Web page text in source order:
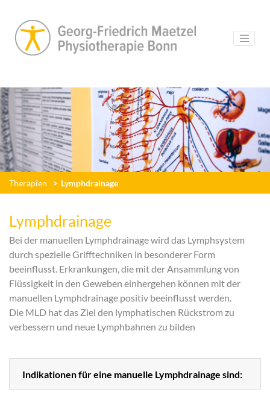
Therapien Lymphdrainage
Lymphdrainage
Bei der manuellen Lymphdrainage wird das Lymphsystem
durch spezielle Grifftechniken in besonderer Form
beeinflusst. Erkrankungen, die mit der Ansammlung von
Flüssigkeit in den Geweben einhergehen können mit der
manuellen Lymphdrainage positiv beeinflusst werden.
Die MLD hat das Ziel den lymphatischen Rückstrom zu
verbessern und neue Lymphbahnen zu bilden
Indikationen für eine manuelle Lymphdrainage sind: